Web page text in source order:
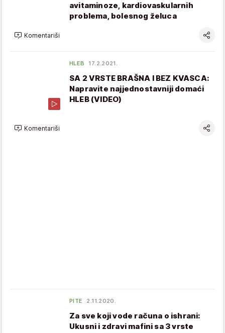
avitaminoze, kardiovaskularnih
problema, bolesnog želuca
Komentariši
HLEB 17.2.2021.
SA 2 VRSTE BRAŠNA I BEZ KVASCA:
Napravite najjednostavniji domaći
HLEB (VIDEO)
Komentariši
PITE 2.11.2020.
Za sve koji vode računa o ishrani:
Ukusni i zdravi mafini sa 3 vrste